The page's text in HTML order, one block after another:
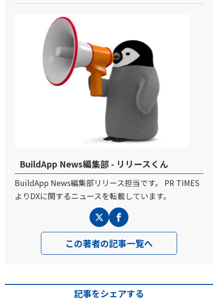
BuildApp News編集部 - リリースくん
BuildApp News編集部リリース担当です。 PR TIMES
よりDXに関するニュースを転載しています。
この著者の記事一覧へ
記事をシェアする